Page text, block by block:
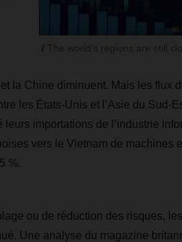
la Chine diminuent. Mais les flux
les États-Unis et l’Asie du Sud-
importations de l’industrie
vers le Vietnam de machines
%.
ou de réduction des risques,
Une analyse du magazine